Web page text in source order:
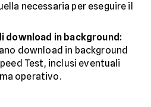
necessaria per eseguire il
download in background:
download in background
Test, inclusi eventuali
operativo.